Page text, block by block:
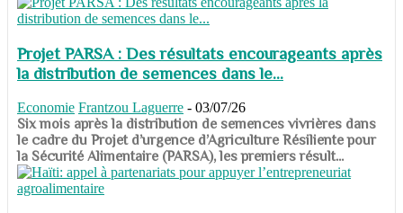
Projet PARSA : Des résultats encourageants après
la distribution de semences dans le...
Economie Frantzou Laguerre - 03/07/26
​​​​​​​Six mois après la distribution de semences vivrières dans
le cadre du Projet d’urgence d’Agriculture Résiliente pour
la Sécurité Alimentaire (PARSA), les premiers résult...